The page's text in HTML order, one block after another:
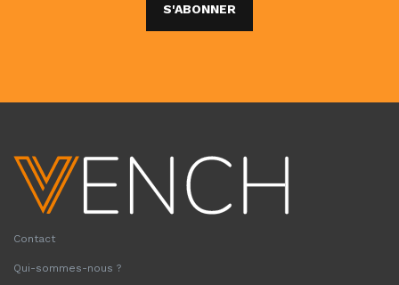
S'ABONNER
Contact
Qui-sommes-nous ?